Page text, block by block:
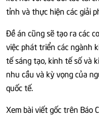
tỉnh và thực hiện các giải
Đề án cũng sẽ tạo ra các
việc phát triển các ngành
tế sáng tạo, kinh tế số và
nhu cầu và kỳ vọng của
quốc tế.
Xem bài viết gốc trên Báo